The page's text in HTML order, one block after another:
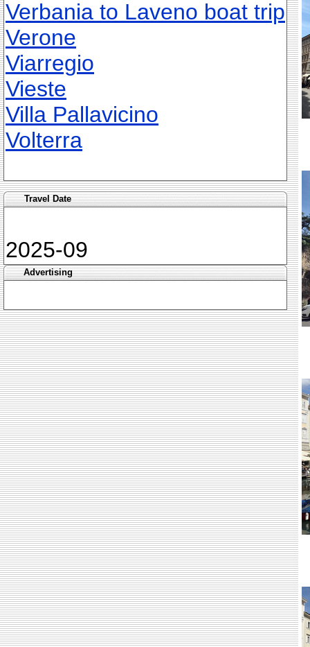
Verbania to Laveno boat trip
Verone
Viarregio
Vieste
Villa Pallavicino
Volterra
Travel Date
2025-09
Advertising